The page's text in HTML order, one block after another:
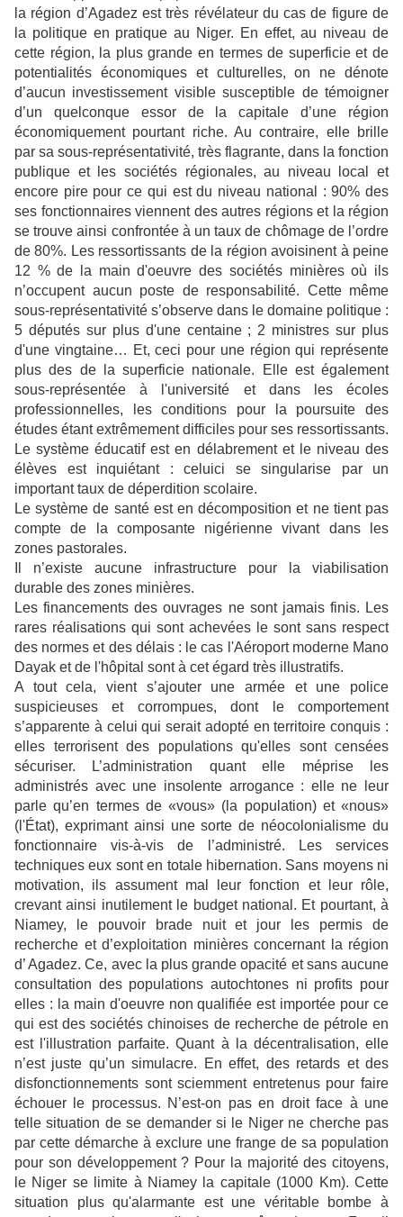
la région d’Agadez est très révélateur du cas de figure de
la politique en pratique au Niger. En effet, au niveau de
cette région, la plus grande en termes de superficie et de
potentialités économiques et culturelles, on ne dénote
d’aucun investissement visible susceptible de témoigner
d’un quelconque essor de la capitale d’une région
économiquement pourtant riche. Au contraire, elle brille
par sa sous-représentativité, très flagrante, dans la fonction
publique et les sociétés régionales, au niveau local et
encore pire pour ce qui est du niveau national : 90% des
ses fonctionnaires viennent des autres régions et la région
se trouve ainsi confrontée à un taux de chômage de l’ordre
de 80%. Les ressortissants de la région avoisinent à peine
12 % de la main d'oeuvre des sociétés minières où ils
n’occupent aucun poste de responsabilité. Cette même
sous-représentativité s’observe dans le domaine politique :
5 députés sur plus d'une centaine ; 2 ministres sur plus
d'une vingtaine… Et, ceci pour une région qui représente
plus des de la superficie nationale. Elle est également
sous-représentée à l'université et dans les écoles
professionnelles, les conditions pour la poursuite des
études étant extrêmement difficiles pour ses ressortissants.
Le système éducatif est en délabrement et le niveau des
élèves est inquiétant : celuici se singularise par un
important taux de déperdition scolaire.
Le système de santé est en décomposition et ne tient pas
compte de la composante nigérienne vivant dans les
zones pastorales.
Il n’existe aucune infrastructure pour la viabilisation
durable des zones minières.
Les financements des ouvrages ne sont jamais finis. Les
rares réalisations qui sont achevées le sont sans respect
des normes et des délais : le cas l'Aéroport moderne Mano
Dayak et de l'hôpital sont à cet égard très illustratifs.
A tout cela, vient s’ajouter une armée et une police
suspicieuses et corrompues, dont le comportement
s’apparente à celui qui serait adopté en territoire conquis :
elles terrorisent des populations qu'elles sont censées
sécuriser. L’administration quant elle méprise les
administrés avec une insolente arrogance : elle ne leur
parle qu’en termes de «vous» (la population) et «nous»
(l'État), exprimant ainsi une sorte de néocolonialisme du
fonctionnaire vis-à-vis de l’administré. Les services
techniques eux sont en totale hibernation. Sans moyens ni
motivation, ils assument mal leur fonction et leur rôle,
crevant ainsi inutilement le budget national. Et pourtant, à
Niamey, le pouvoir brade nuit et jour les permis de
recherche et d’exploitation minières concernant la région
d’ Agadez. Ce, avec la plus grande opacité et sans aucune
consultation des populations autochtones ni profits pour
elles : la main d'oeuvre non qualifiée est importée pour ce
qui est des sociétés chinoises de recherche de pétrole en
est l'illustration parfaite. Quant à la décentralisation, elle
n’est juste qu’un simulacre. En effet, des retards et des
disfonctionnements sont sciemment entretenus pour faire
échouer le processus. N’est-on pas en droit face à une
telle situation de se demander si le Niger ne cherche pas
par cette démarche à exclure une frange de sa population
pour son développement ? Pour la majorité des citoyens,
le Niger se limite à Niamey la capitale (1000 Km). Cette
situation plus qu'alarmante est une véritable bombe à